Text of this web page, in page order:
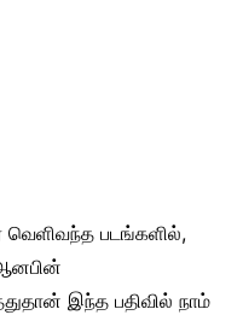
வெளிவந்த படங்களில்,
ஆனபின்
இந்த பதிவில் நாம்